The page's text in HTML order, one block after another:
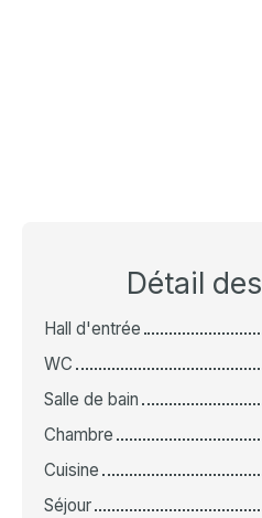
Détail des
Hall d'entrée
WC
Salle de bain
Chambre
Cuisine
Séjour